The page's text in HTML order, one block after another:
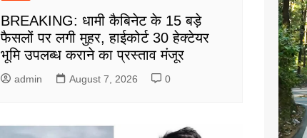
BREAKING: धामी कैबिनेट के 15 बड़े
फैसलों पर लगी मुहर, हाईकोर्ट 30 हेक्टेयर
भूमि उपलब्ध कराने का प्रस्ताव मंजूर
admin August 7, 2026 0